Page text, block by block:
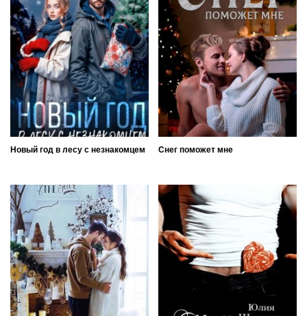
Новый год в лесу с незнакомцем Снег поможет мне